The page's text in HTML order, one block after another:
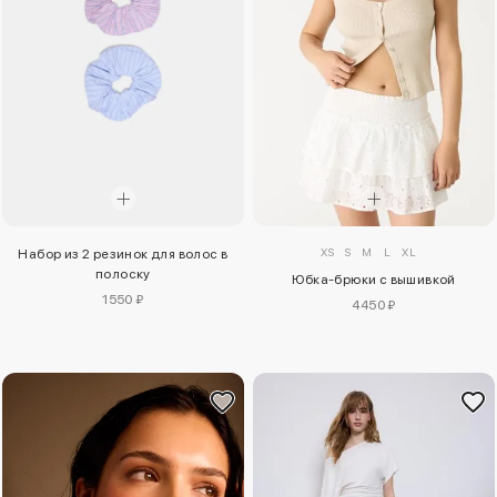
Набор из 2 резинок для волос в
полоску
1550 ₽
XS S M L XL
Юбка-брюки с вышивкой
4450 ₽